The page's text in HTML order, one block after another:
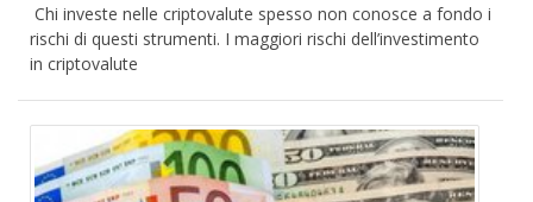
Chi investe nelle criptovalute spesso non conosce a fondo i
rischi di questi strumenti. I maggiori rischi dell’investimento
in criptovalute